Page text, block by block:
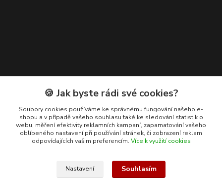
Kontakty
+420 608 400 554
(Po-Pá, 8-15 hod.)
ekohas@ekohas.cz
🍪 Jak byste rádi své cookies?
Soubory cookies používáme ke správnému fungování našeho e-
shopu a v případě vašeho souhlasu také ke sledování statistik o
webu, měření efektivity reklamních kampaní, zapamatování vašeho
oblíbeného nastavení při používání stránek, či zobrazení reklam
odpovídajících vašim preferencím. Více k využití cookies
Nastavení Souhlasím